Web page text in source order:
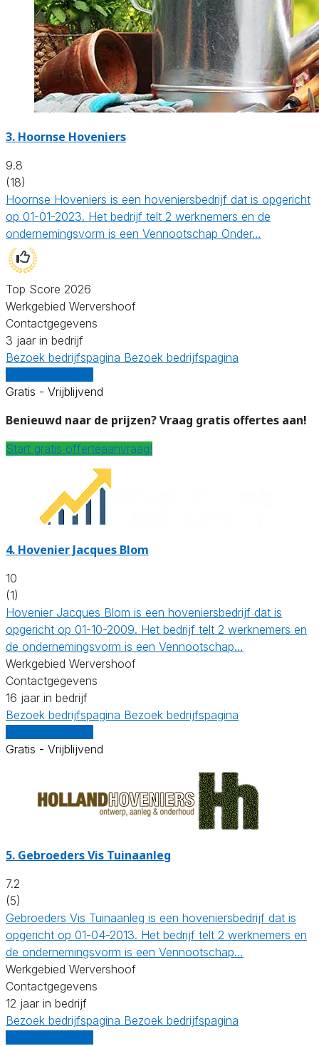
3. Hoornse Hoveniers
9.8
(18)
Hoornse Hoveniers is een hoveniersbedrijf dat is opgericht
op 01-01-2023. Het bedrijf telt 2 werknemers en de
ondernemingsvorm is een Vennootschap Onder…
Top Score 2026
Werkgebied Wervershoof
Contactgegevens
3 jaar in bedrijf
Bezoek bedrijfspagina Bezoek bedrijfspagina
Gratis - Vrijblijvend
Benieuwd naar de prijzen? Vraag gratis offertes aan!
Start gratis offerteaanvraag!
4. Hovenier Jacques Blom
10
(1)
Hovenier Jacques Blom is een hoveniersbedrijf dat is
opgericht op 01-10-2009. Het bedrijf telt 2 werknemers en
de ondernemingsvorm is een Vennootschap…
Werkgebied Wervershoof
Contactgegevens
16 jaar in bedrijf
Bezoek bedrijfspagina Bezoek bedrijfspagina
Gratis - Vrijblijvend
5. Gebroeders Vis Tuinaanleg
7.2
(5)
Gebroeders Vis Tuinaanleg is een hoveniersbedrijf dat is
opgericht op 01-04-2013. Het bedrijf telt 2 werknemers en
de ondernemingsvorm is een Vennootschap…
Werkgebied Wervershoof
Contactgegevens
12 jaar in bedrijf
Bezoek bedrijfspagina Bezoek bedrijfspagina